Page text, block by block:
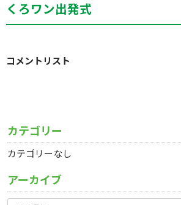
くろワン出発式
コメントリスト
カテゴリー
カテゴリーなし
アーカイブ